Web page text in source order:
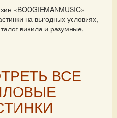
«BOOGIEMANMUSIC»
на выгодных условиях,
винила и разумные,
ВСЕ